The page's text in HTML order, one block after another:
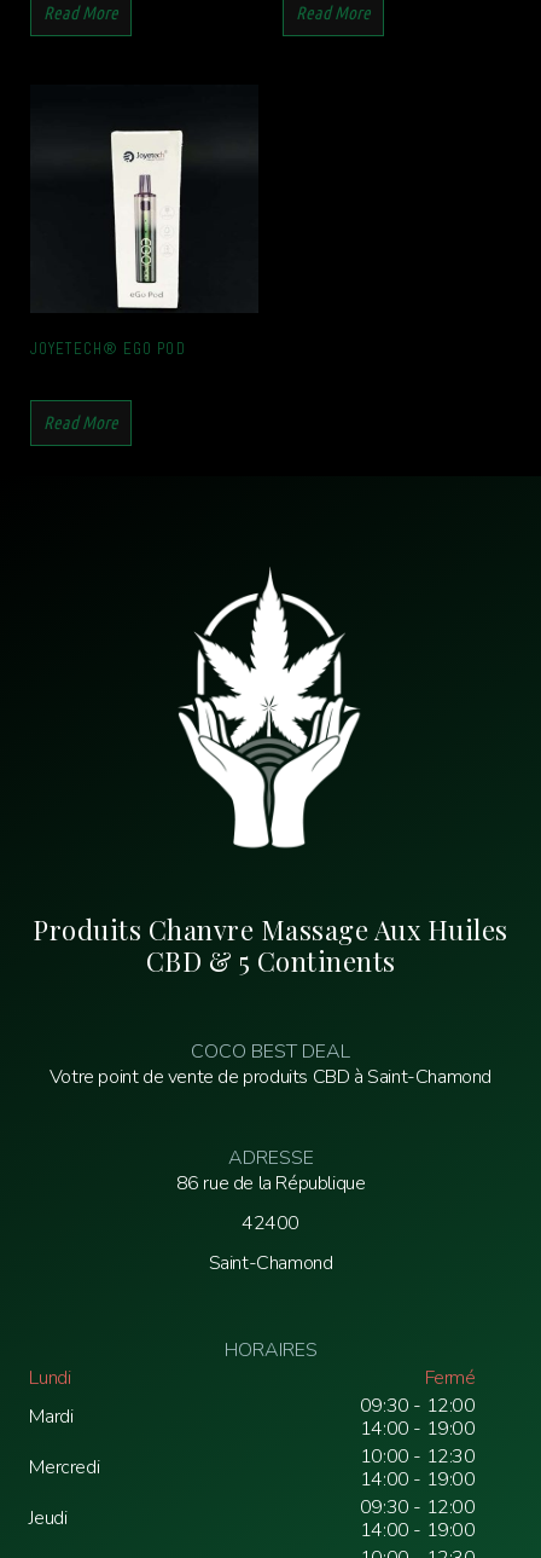
Read More Read More
JOYETECH® EGO POD
Read More
Produits Chanvre Massage Aux Huiles
CBD & 5 Continents
COCO BEST DEAL
Votre point de vente de produits CBD à Saint-Chamond
ADRESSE
86 rue de la République
42400
Saint-Chamond
HORAIRES
Lundi
Fermé
Mardi
09:30 - 12:00
14:00 - 19:00
Mercredi
10:00 - 12:30
14:00 - 19:00
Jeudi
09:30 - 12:00
14:00 - 19:00